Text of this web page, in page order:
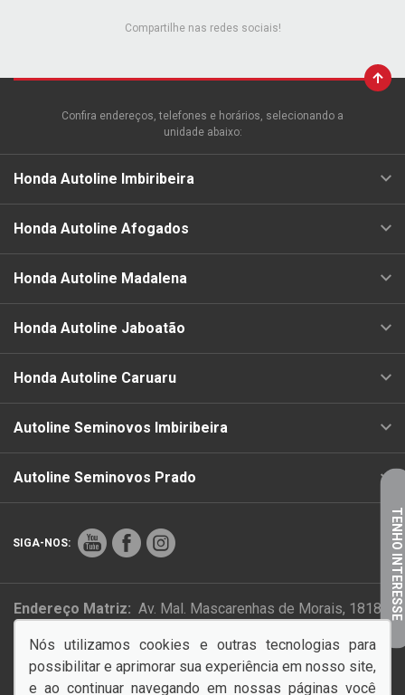
Compartilhe nas redes sociais!
Confira endereços, telefones e horários, selecionando a
unidade abaixo:
Honda Autoline Imbiribeira
Honda Autoline Afogados
Honda Autoline Madalena
Honda Autoline Jaboatão
Honda Autoline Caruaru
Autoline Seminovos Imbiribeira
Autoline Seminovos Prado
SIGA-NOS:
Endereço Matriz: Av. Mal. Mascarenhas de Morais, 1818 -
PAZ NO TRÂNSITO COMEÇA POR VOCÊ!
Nós utilizamos cookies e outras tecnologias para
possibilitar e aprimorar sua experiência em nosso site,
e ao continuar navegando em nossas páginas você
TENHO INTERESSE